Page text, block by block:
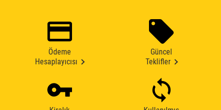
Ödeme
Hesaplayıcısı
Güncel
Teklifler